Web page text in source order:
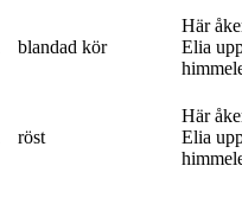
blandad kör
Här
Elia
röst
Här
Elia